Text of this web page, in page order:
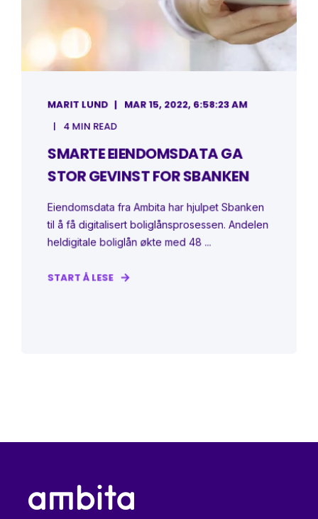
MARIT LUND
MAR 15, 2022, 6:58:23 AM
4 MIN READ
SMARTE EIENDOMSDATA GA
STOR GEVINST FOR SBANKEN
Eiendomsdata fra Ambita har hjulpet Sbanken
til å få digitalisert boliglånsprosessen. Andelen
heldigitale boliglån økte med 48 ...
START Å LESE